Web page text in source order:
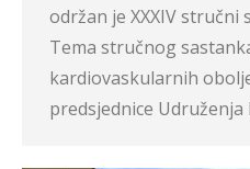
održan je XXXIV stručni
Tema stručnog
kardiovaskularnih
predsjednice